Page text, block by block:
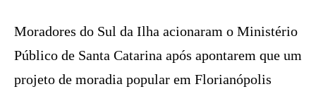
Moradores do Sul da Ilha acionaram o Ministério
Público de Santa Catarina após apontarem que um
projeto de moradia popular em Florianópolis